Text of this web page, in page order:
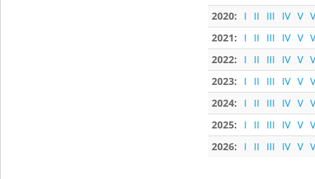
2020:
I II III IV V
2021:
I II III IV V
2022:
I II III IV V
2023:
I II III IV V
2024:
I II III IV V
2025:
I II III IV V
2026:
I II III IV V